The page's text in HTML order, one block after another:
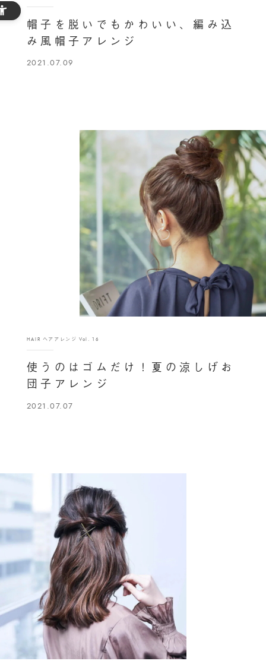
帽子を脱いでもかわいい、編み込
み風帽子アレンジ
2021.07.09
HAIR ヘアアレンジ Vol. 16
使うのはゴムだけ！夏の涼しげお
団子アレンジ
2021.07.07